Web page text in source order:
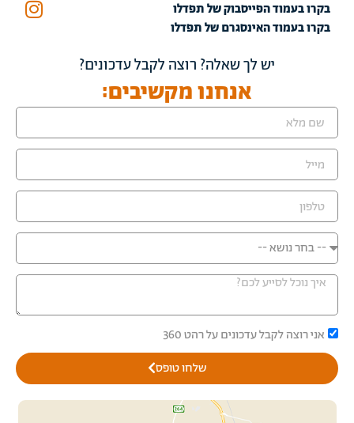
בקרו בעמוד הפייסבוק של תפדלו
בקרו בעמוד האינסגרם של תפדלו
יש לך שאלה? רוצה לקבל עדכונים?
אנחנו מקשיבים:
אני רוצה לקבל עדכונים על רהט 360
שלחו טופס